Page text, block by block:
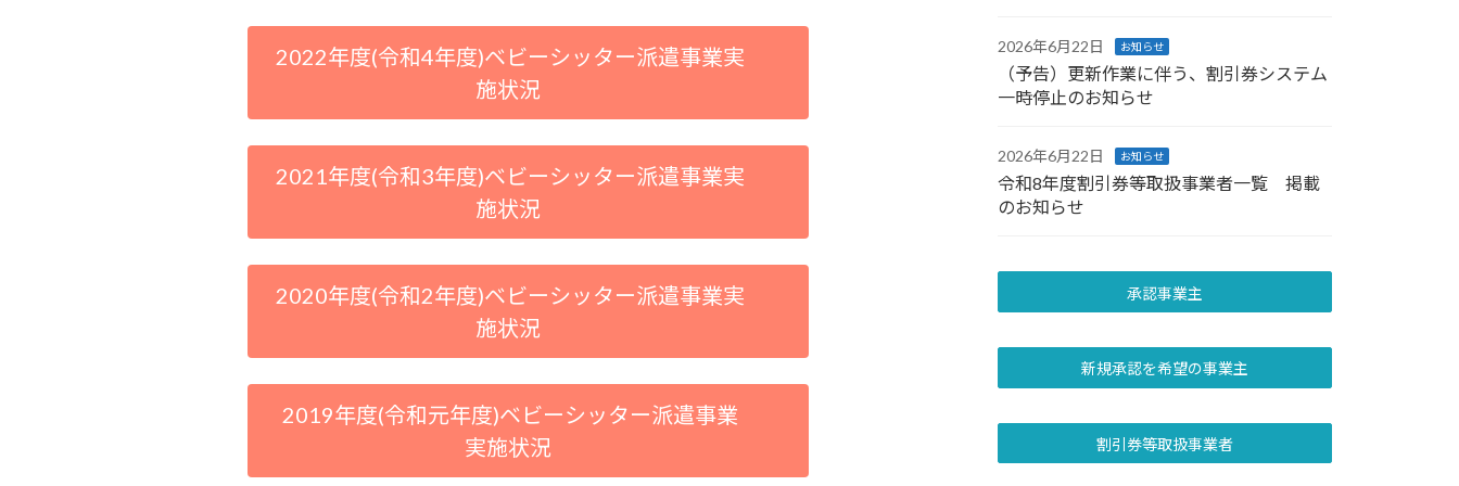
2022年度(令和4年度)ベビーシッター派遣事業実
施状況
2021年度(令和3年度)ベビーシッター派遣事業実
施状況
2020年度(令和2年度)ベビーシッター派遣事業実
施状況
2019年度(令和元年度)ベビーシッター派遣事業
実施状況
2026年6月22日 お知らせ
（予告）更新作業に伴う、割引券システム
一時停止のお知らせ
2026年6月22日 お知らせ
令和8年度割引券等取扱事業者一覧 掲載
のお知らせ
承認事業主
新規承認を希望の事業主
割引券等取扱事業者